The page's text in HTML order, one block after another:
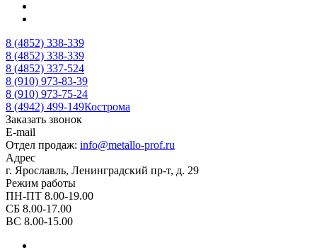
8 (4852) 338-339
8 (4852) 338-339
8 (4852) 337-524
8 (910) 973-83-39
8 (910) 973-75-24
8 (4942) 499-149Кострома
Заказать звонок
E-mail
Отдел продаж: info@metallo-prof.ru
Адрес
г. Ярославль, Ленинградский пр-т, д. 29
Режим работы
ПН-ПТ 8.00-19.00
СБ 8.00-17.00
ВС 8.00-15.00